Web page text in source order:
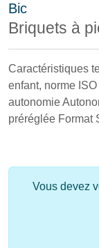
Bic
Briquets à
Caractéristiques
enfant, norme
autonomie
préréglée Format
Vous devez